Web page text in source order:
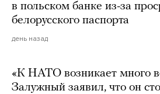
в польском банке из-за
белорусского паспорта
день назад
«К НАТО возникает много
Залужный заявил, что он